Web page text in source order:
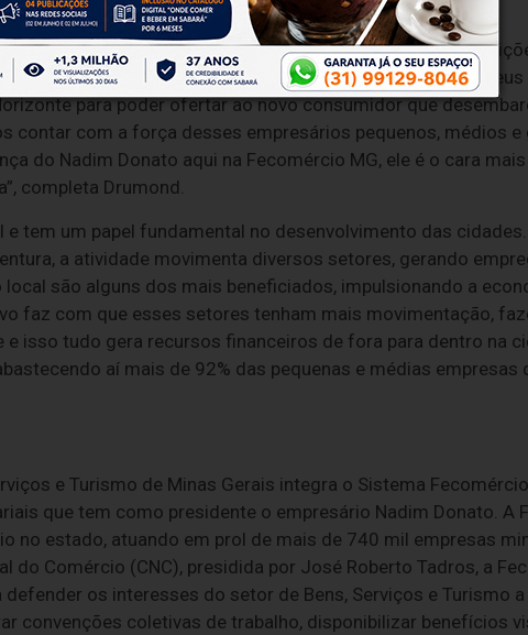
para o desenvolvimento do turismo na cidade, as
como shoppings, restaurantes, lojas,
para poder ofertar ao novo consumidor que
contar com a força desses empresários pequenos, médios e
do Nadim Donato aqui na Fecomércio MG, ele é o cara
completa Drumond.
tem um papel fundamental no desenvolvimento das
a atividade movimenta diversos setores, gerando
são alguns dos mais beneficiados, impulsionando a
faz com que esses setores tenham mais movimentação,
e isso tudo gera recursos financeiros de fora para dentro na
aí mais de 92% das pequenas e médias empresas
e Turismo de Minas Gerais integra o Sistema
que tem como presidente o empresário Nadim Donato. A
no estado, atuando em prol de mais de 740 mil empresas
do Comércio (CNC), presidida por José Roberto Tadros, a
os interesses do setor de Bens, Serviços e Turismo
convenções coletivas de trabalho, disponibilizar benefícios